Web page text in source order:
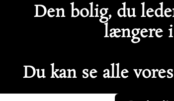
Den bolig, du
længere
Du kan se alle